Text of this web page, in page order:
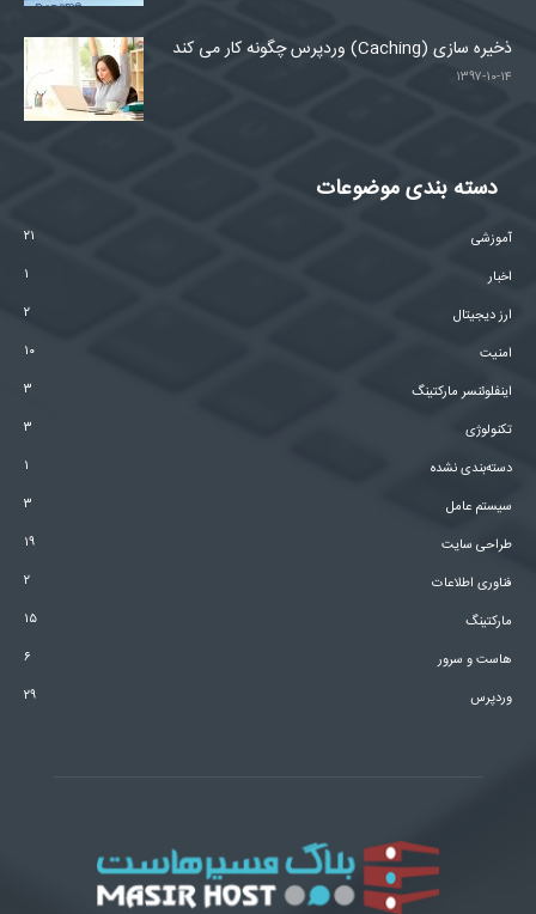
ذخیره سازی (Caching) وردپرس چگونه کار می کند
۱۳۹۷-۱۰-۱۴
دسته بندی موضوعات
آموزشی
۲۱
اخبار
۱
ارز دیجیتال
۲
امنیت
۱۰
اینفلوئنسر مارکتینگ
۳
تکنولوژی
۳
دسته‌بندی نشده
۱
سیستم عامل
۳
طراحی سایت
۱۹
فناوری اطلاعات
۲
مارکتینگ
۱۵
هاست و سرور
۶
وردپرس
۲۹